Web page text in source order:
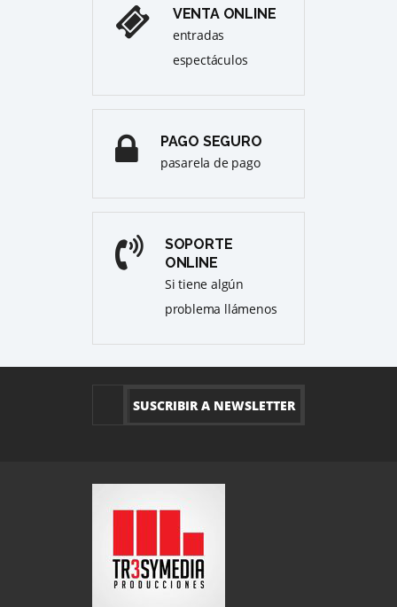
VENTA ONLINE
entradas
espectáculos
PAGO SEGURO
pasarela de pago
SOPORTE
ONLINE
Si tiene algún
problema llámenos